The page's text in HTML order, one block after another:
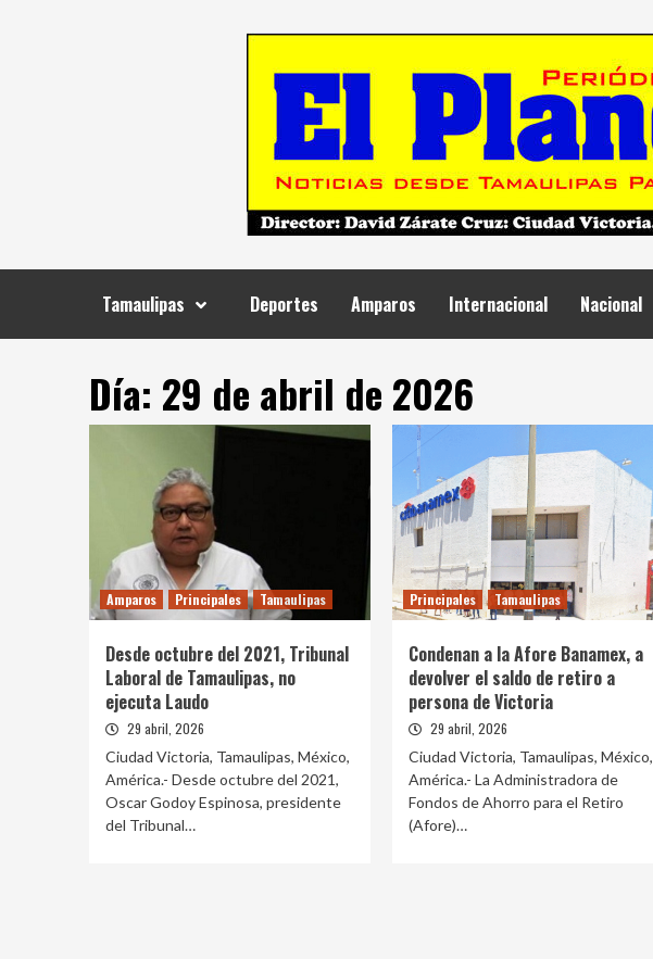
Tamaulipas Deportes Amparos Internacional Nacional
Día: 29 de abril de 2026
Amparos Principales Tamaulipas
Desde octubre del 2021, Tribunal
Laboral de Tamaulipas, no
ejecuta Laudo
29 abril, 2026
Ciudad Victoria, Tamaulipas, México,
América.- Desde octubre del 2021,
Oscar Godoy Espinosa, presidente
del Tribunal…
Principales Tamaulipas
Condenan a la Afore Banamex, a
devolver el saldo de retiro a
persona de Victoria
29 abril, 2026
Ciudad Victoria, Tamaulipas, México,
América.- La Administradora de
Fondos de Ahorro para el Retiro
(Afore)…